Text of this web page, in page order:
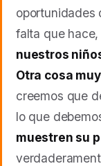
oportunidades
falta que hace,
nuestros
Otra cosa
creemos que
lo que
muestren su